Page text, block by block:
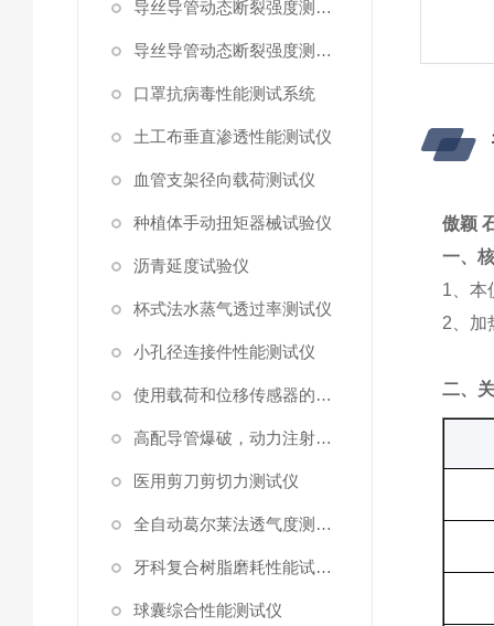
导丝导管动态断裂强度测试仪 （峰值拉力）
导丝导管动态断裂强度测试仪
口罩抗病毒性能测试系统
土工布垂直渗透性能测试仪
血管支架径向载荷测试仪
种植体手动扭矩器械试验仪
沥青延度试验仪
杯式法水蒸气透过率测试仪
小孔径连接件性能测试仪
使用载荷和位移传感器的塑料高速穿刺特性测试仪
高配导管爆破，动力注射中流量及压力测试仪
医用剪刀剪切力测试仪
全自动葛尔莱法透气度测试仪
牙科复合树脂磨耗性能试验仪
球囊综合性能测试仪
傲颖
一、
1、本
2、加
二、